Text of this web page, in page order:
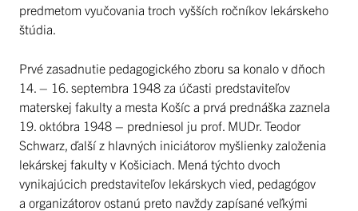
predmetom vyučovania troch vyšších ročníkov lekárskeho
štúdia.
Prvé zasadnutie pedagogického zboru sa konalo v dňoch
14. – 16. septembra 1948 za účasti predstaviteľov
materskej fakulty a mesta Košíc a prvá prednáška zaznela
19. októbra 1948 – predniesol ju prof. MUDr. Teodor
Schwarz, ďalší z hlavných iniciátorov myšlienky založenia
lekárskej fakulty v Košiciach. Mená týchto dvoch
vynikajúcich predstaviteľov lekárskych vied, pedagógov
a organizátorov ostanú preto navždy zapísané veľkými